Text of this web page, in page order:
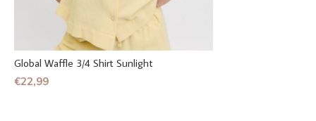
Global Waffle 3/4 Shirt Sunlight
€22,99